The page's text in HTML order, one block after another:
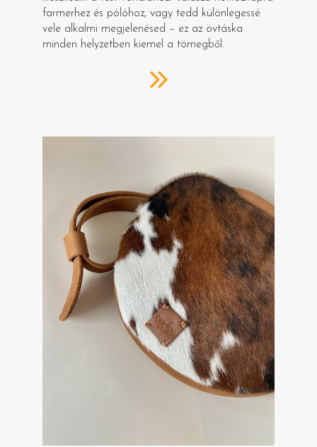
farmerhez és pólóhoz, vagy tedd különlegessé
vele alkalmi megjelenésed – ez az övtáska
minden helyzetben kiemel a tömegből.